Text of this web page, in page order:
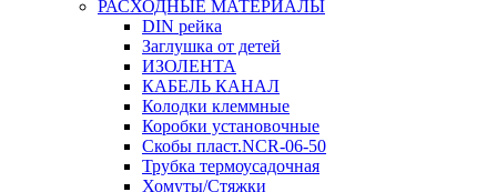
РАСХОДНЫЕ МАТЕРИАЛЫ
DIN рейка
Заглушка от детей
ИЗОЛЕНТА
КАБЕЛЬ КАНАЛ
Колодки клеммные
Коробки установочные
Скобы пласт.NCR-06-50
Трубка термоусадочная
Хомуты/Стяжки